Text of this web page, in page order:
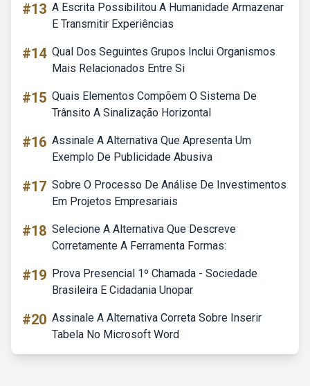
#13 A Escrita Possibilitou A Humanidade Armazenar
E Transmitir Experiências
#14 Qual Dos Seguintes Grupos Inclui Organismos
Mais Relacionados Entre Si
#15 Quais Elementos Compõem O Sistema De
Trânsito A Sinalização Horizontal
#16 Assinale A Alternativa Que Apresenta Um
Exemplo De Publicidade Abusiva
#17 Sobre O Processo De Análise De Investimentos
Em Projetos Empresariais
#18 Selecione A Alternativa Que Descreve
Corretamente A Ferramenta Formas:
#19 Prova Presencial 1º Chamada - Sociedade
Brasileira E Cidadania Unopar
#20 Assinale A Alternativa Correta Sobre Inserir
Tabela No Microsoft Word